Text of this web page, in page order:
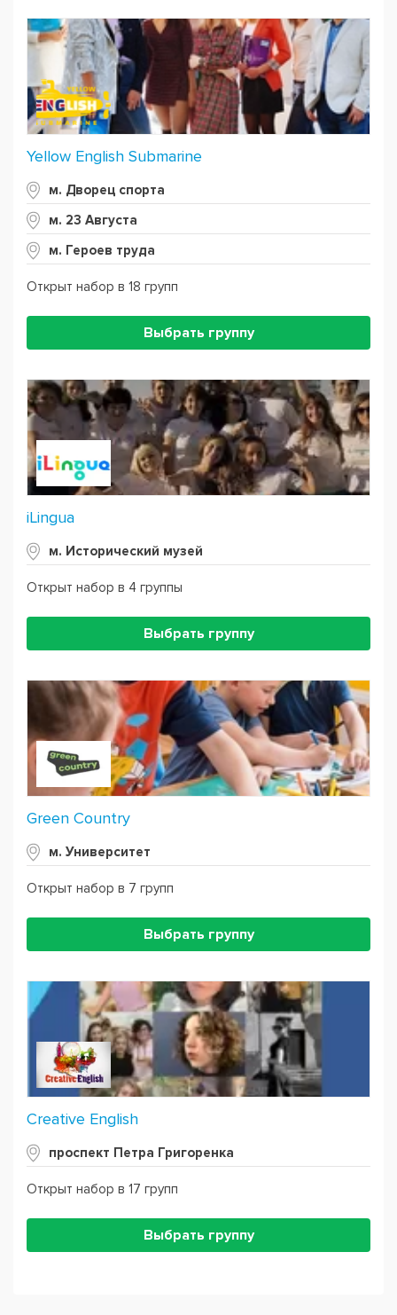
Yellow English Submarine
м. Дворец спорта
м. 23 Августа
м. Героев труда
Открыт набор в 18 групп
Выбрать группу
iLingua
м. Исторический музей
Открыт набор в 4 группы
Выбрать группу
Green Country
м. Университет
Открыт набор в 7 групп
Выбрать группу
Creative English
проспект Петра Григоренка
Открыт набор в 17 групп
Выбрать группу